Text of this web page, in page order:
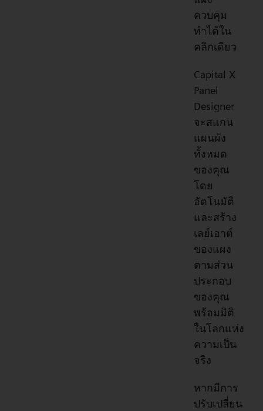
ควบคุม
ทำได้ใน
คลิกเดียว
Capital X
Panel
Designer
จะสแกน
แผนผัง
ทั้งหมด
ของคุณ
โดย
อัตโนมัติ
และสร้าง
เลย์เอาต์
ของแผง
ตามส่วน
ประกอบ
ของคุณ
พร้อมมิติ
ในโลกแห่ง
ความเป็น
จริง
หากมีการ
ปรับเปลี่ยน